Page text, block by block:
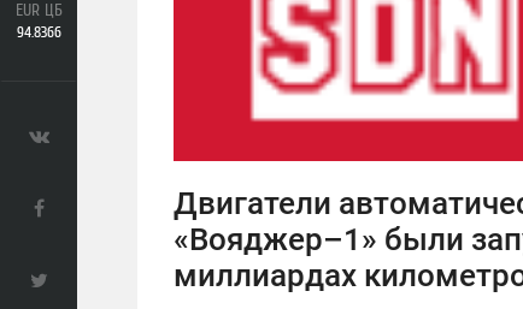
EUR ЦБ
94.8366
Двигатели
«Вояджер–1» были
миллиардах